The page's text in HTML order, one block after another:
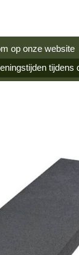
op onze website
tijdens